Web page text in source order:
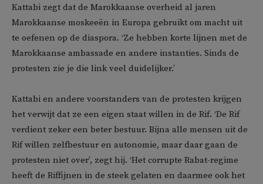
Kattabi zegt dat de Marokkaanse overheid al jaren
Marokkaanse moskeeën in Europa gebruikt om macht uit
te oefenen op de diaspora. ‘Ze hebben korte lijnen met de
Marokkaanse ambassade en andere instanties. Sinds de
protesten zie je die link veel duidelijker.’
Kattabi en andere voorstanders van de protesten krijgen
het verwijt dat ze een eigen staat willen in de Rif. ‘De Rif
verdient zeker een beter bestuur. Bijna alle mensen uit de
Rif willen zelfbestuur en autonomie, maar daar gaan de
protesten niet over’, zegt hij. ‘Het corrupte Rabat-regime
heeft de Riffijnen in de steek gelaten en daarmee ook het